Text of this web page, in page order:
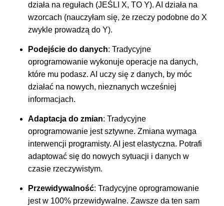
działa na regułach (JEŚLI X, TO Y). AI działa na
wzorcach (nauczyłam się, że rzeczy podobne do X
zwykle prowadzą do Y).
Podejście do danych: Tradycyjne
oprogramowanie wykonuje operacje na danych,
które mu podasz. AI uczy się z danych, by móc
działać na nowych, nieznanych wcześniej
informacjach.
Adaptacja do zmian: Tradycyjne
oprogramowanie jest sztywne. Zmiana wymaga
interwencji programisty. AI jest elastyczna. Potrafi
adaptować się do nowych sytuacji i danych w
czasie rzeczywistym.
Przewidywalność: Tradycyjne oprogramowanie
jest w 100% przewidywalne. Zawsze da ten sam